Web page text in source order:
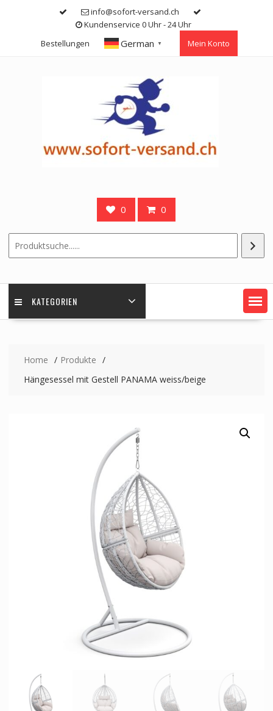
info@sofort-versand.ch
Kundenservice 0 Uhr - 24 Uhr
Bestellungen
German ▼ Mein Konto
0 0
KATEGORIEN
Home
Produkte
Hängesessel mit Gestell PANAMA weiss/beige